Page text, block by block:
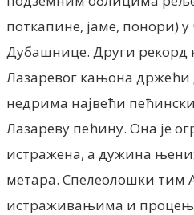
поткапине, јаме, понори)
Дубашнице. Други рекорд
Лазаревог кањона држећи
недрима највећи
Лазареву пећину. Она је
истражена, а дужина
метара. Спелеолошки тим
истраживањима и